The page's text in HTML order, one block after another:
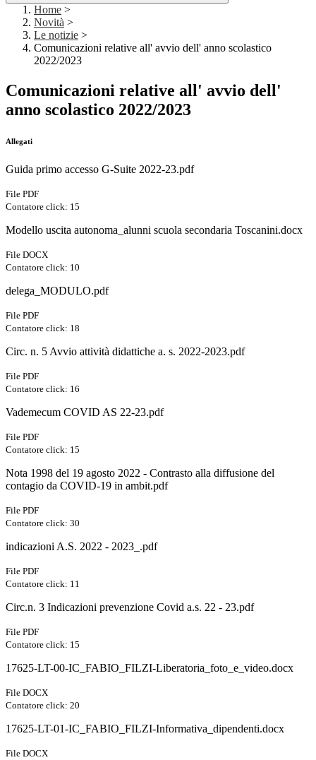
Home >
Novità >
Le notizie >
Comunicazioni relative all' avvio dell' anno scolastico
2022/2023
Comunicazioni relative all' avvio dell'
anno scolastico 2022/2023
Allegati
Guida primo accesso G-Suite 2022-23.pdf
File PDF
Contatore click: 15
Modello uscita autonoma_alunni scuola secondaria Toscanini.docx
File DOCX
Contatore click: 10
delega_MODULO.pdf
File PDF
Contatore click: 18
Circ. n. 5 Avvio attività didattiche a. s. 2022-2023.pdf
File PDF
Contatore click: 16
Vademecum COVID AS 22-23.pdf
File PDF
Contatore click: 15
Nota 1998 del 19 agosto 2022 - Contrasto alla diffusione del
contagio da COVID-19 in ambit.pdf
File PDF
Contatore click: 30
indicazioni A.S. 2022 - 2023_.pdf
File PDF
Contatore click: 11
Circ.n. 3 Indicazioni prevenzione Covid a.s. 22 - 23.pdf
File PDF
Contatore click: 15
17625-LT-00-IC_FABIO_FILZI-Liberatoria_foto_e_video.docx
File DOCX
Contatore click: 20
17625-LT-01-IC_FABIO_FILZI-Informativa_dipendenti.docx
File DOCX